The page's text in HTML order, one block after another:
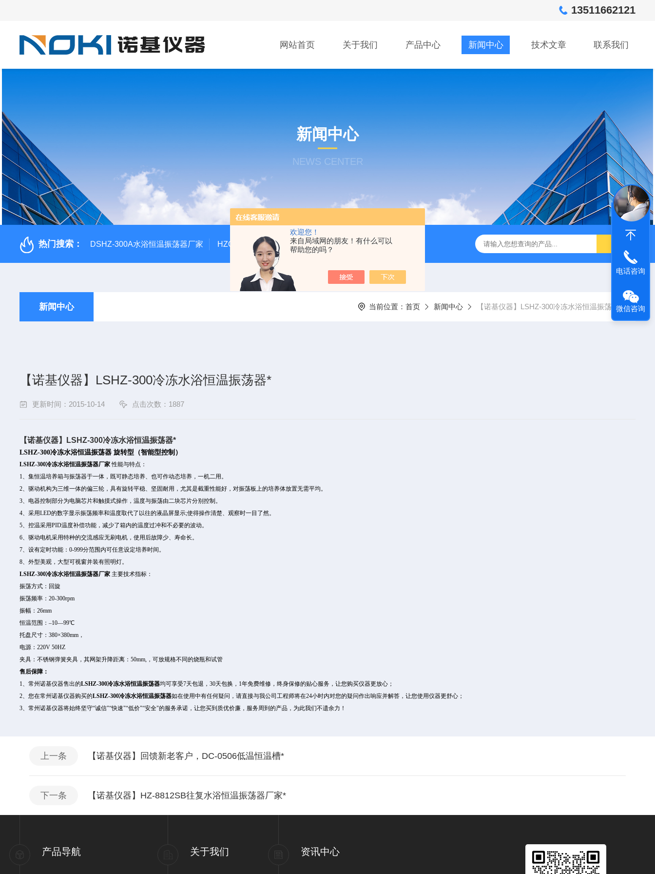
欢迎您！
来自局域网的朋友！有什么可以
帮助您的吗？
13511662121
网站首页 关于我们 产品中心 新闻中心 技术文章 联系我们
新闻中心
NEWS CENTER
热门搜索： DSHZ-300A水浴恒温振荡器厂家 HZQ-F160全温振荡培养箱厂家价格 GGC-D大型全自动翻转式振荡萃取器 诺基LSHZ-300冷冻水浴恒温振荡器厂家
新闻中心 当前位置： 首页 新闻中心 【诺基仪器】LSHZ-300冷冻水浴恒温振荡器*
【诺基仪器】LSHZ-300冷冻水浴恒温振荡器*
更新时间：2015-10-14 点击次数：1887
【诺基仪器】LSHZ-300冷冻水浴恒温振荡器*
LSHZ-300冷冻水浴恒温振荡器 旋转型（智能型控制）
LSHZ-300冷冻水浴恒温振荡器厂家性能与特点：
1、集恒温培养箱与振荡器于一体，既可静态培养、也可作动态培养，一机二用。
2、驱动机构为三维一体的偏三轮，具有旋转平稳、坚固耐用，尤其是截重性能好，对振荡板上的培养体放置无需平均。
3、电器控制部分为电脑芯片和触摸式操作，温度与振荡由二块芯片分别控制。
4、采用LED的数字显示振荡频率和温度取代了以往的液晶屏显示;使得操作清楚、观察时一目了然。
5、控温采用PID温度补偿功能，减少了箱内的温度过冲和不必要的波动。
6、驱动电机采用特种的交流感应无刷电机，使用后故障少、寿命长。
7、设有定时功能：0-999分范围内可任意设定培养时间。
8、外型美观，大型可视窗并装有照明灯。
LSHZ-300冷冻水浴恒温振荡器厂家 主要技术指标：
振荡方式：回旋
振荡频率：20-300rpm
振幅：26mm
恒温范围：–10―99℃
托盘尺寸：380×380mm，
电源：220V 50HZ
夹具：不锈钢弹簧夹具，其网架升降距离：50mm,，可放规格不同的烧瓶和试管
售后保障：
1、常州诺基仪器售出的LSHZ-300冷冻水浴恒温振荡器均可享受7天包退，30天包换，1年免费维修，终身保修的贴心服务，让您购买仪器更放心；
2、您在常州诺基仪器购买的LSHZ-300冷冻水浴恒温振荡器如在使用中有任何疑问，请直接与我公司工程师将在24小时内对您的疑问作出响应并解答，让您使用仪器更舒心；
3、常州诺基仪器将始终坚守“诚信"“快速"“低价"“安全"的服务承诺，让您买到质优价廉，服务周到的产品，为此我们不遗余力！
上一条 【诺基仪器】回馈新老客户，DC-0506低温恒温槽*
下一条 【诺基仪器】HZ-8812SB往复水浴恒温振荡器厂家*
产品导航 关于我们 资讯中心
电话咨询
微信咨询